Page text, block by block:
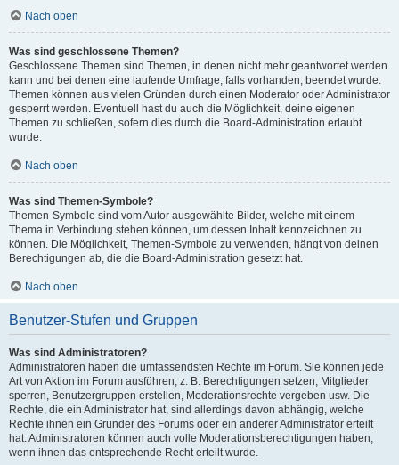
Nach oben
Was sind geschlossene Themen?
Geschlossene Themen sind Themen, in denen nicht mehr geantwortet werden
kann und bei denen eine laufende Umfrage, falls vorhanden, beendet wurde.
Themen können aus vielen Gründen durch einen Moderator oder Administrator
gesperrt werden. Eventuell hast du auch die Möglichkeit, deine eigenen
Themen zu schließen, sofern dies durch die Board-Administration erlaubt
wurde.
Nach oben
Was sind Themen-Symbole?
Themen-Symbole sind vom Autor ausgewählte Bilder, welche mit einem
Thema in Verbindung stehen können, um dessen Inhalt kennzeichnen zu
können. Die Möglichkeit, Themen-Symbole zu verwenden, hängt von deinen
Berechtigungen ab, die die Board-Administration gesetzt hat.
Nach oben
Benutzer-Stufen und Gruppen
Was sind Administratoren?
Administratoren haben die umfassendsten Rechte im Forum. Sie können jede
Art von Aktion im Forum ausführen; z. B. Berechtigungen setzen, Mitglieder
sperren, Benutzergruppen erstellen, Moderationsrechte vergeben usw. Die
Rechte, die ein Administrator hat, sind allerdings davon abhängig, welche
Rechte ihnen ein Gründer des Forums oder ein anderer Administrator erteilt
hat. Administratoren können auch volle Moderationsberechtigungen haben,
wenn ihnen das entsprechende Recht erteilt wurde.